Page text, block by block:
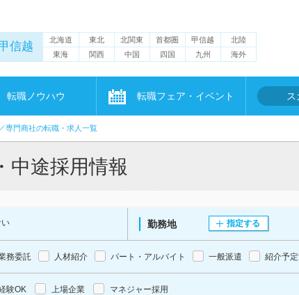
信越 北海道 東北 北関東 首都圏 甲信越
北陸
東海
関西 中国 四国 九州 海外
転職ノウハウ 転職フェア・イベント ス
専門商社の転職・求人一覧
中途採用情報
勤務地 指定する
務委託 人材紹介 パート・アルバイト 一般派遣 紹介予
験OK 上場企業 マネジャー採用